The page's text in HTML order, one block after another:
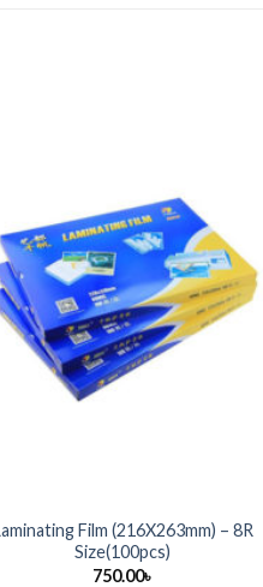
Film (216X263mm) – 8R
Size(100pcs)
750.00৳